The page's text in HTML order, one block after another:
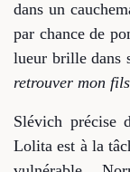
dans un
par chance de
lueur brille dans
retrouver mon
Slévich précise
Lolita est à la